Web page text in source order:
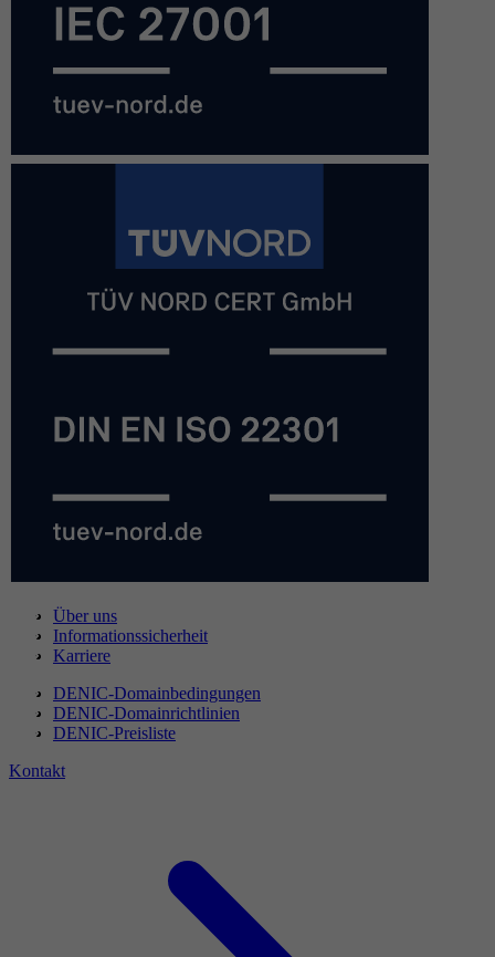
Über uns
Informationssicherheit
Karriere
DENIC-Domainbedingungen
DENIC-Domainrichtlinien
DENIC-Preisliste
Kontakt